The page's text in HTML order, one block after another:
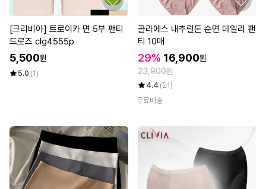
[크리비아] 트로이카 면 5부 팬티
드로즈 clg4555p
5,500원
5.0 (1)
콜라에스 내추럴톤 순면 데일리 팬
티 10매
29% 16,900원
23,900원
4.4 (21)
무료배송